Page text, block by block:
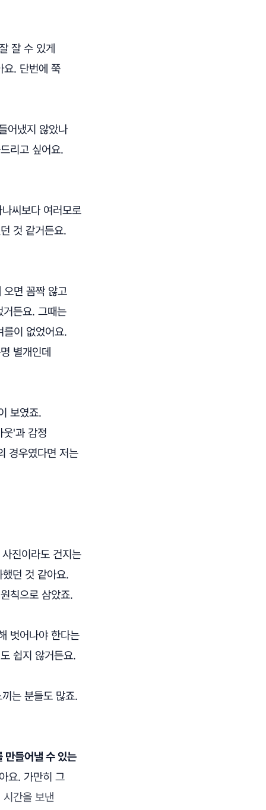
잘 수 있게
요. 단번에 쭉
어냈지 않았나
리고 싶어요.
씨보다 여러모로
것 같거든요.
오면 꼼짝 않고
든요. 그때는
를이 없었어요.
별개인데
보였죠.
웃'과 감정
경우였다면 저는
진이라도 건지는
던 것 같아요.
칙으로 삼았죠.
벗어나야 한다는
쉽지 않거든요.
는 분들도 많죠.
만들어낼 수 있는
요. 가만히 그
간을 보낸